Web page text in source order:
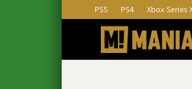
PS5 PS4 Xbox Series